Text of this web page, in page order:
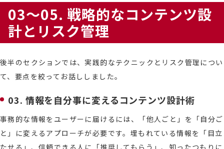
03～05. 戦略的なコンテンツ設
計とリスク管理
後半のセクションでは、実践的なテクニックとリスク管理につい
て、要点を絞ってお話ししました。
03. 情報を自分事に変えるコンテンツ設計術
事務的な情報をユーザーに届けるには、「他人ごと」を「自分ご
と」に変えるアプローチが必要です。埋もれている情報を「目立
たせる」、信頼できる人に「推奨してもらう」、知ったつもりに